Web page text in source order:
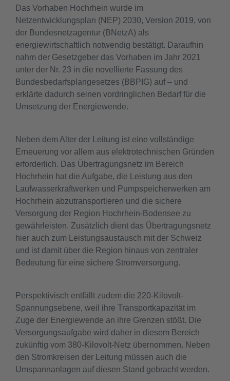
Das Vorhaben Hochrhein wurde im
Netzentwicklungsplan (NEP) 2030, Version 2019, von
der Bundesnetzagentur (BNetzA) als
energiewirtschaftlich notwendig bestätigt. Daraufhin
nahm der Gesetzgeber das Vorhaben im Jahr 2021
unter der Nr. 23 in die novellierte Fassung des
Bundesbedarfsplangesetzes (BBPIG) auf – und
erklärte dadurch seinen vordringlichen Bedarf für die
Umsetzung der Energiewende.
Neben dem Alter der Leitung ist eine vollständige
Erneuerung vor allem aus elektrotechnischen Gründen
erforderlich. Das Übertragungsnetz im Bereich
Hochrhein hat die Aufgabe, die Leistung aus den
Laufwasserkraftwerken und Pumpspeicherwerken am
Hochrhein abzutransportieren und die sichere
Versorgung der Region Hochrhein-Bodensee zu
gewährleisten. Zusätzlich dient das Übertragungsnetz
hier auch zum Leistungsaustausch mit der Schweiz
und ist damit über die Region hinaus von zentraler
Bedeutung für eine sichere Stromversorgung.
Perspektivisch entfällt zudem die 220-Kilovolt-
Spannungsebene, weil ihre Transportkapazität im
Zuge der Energiewende an ihre Grenzen stößt. Die
Versorgungsaufgabe wird daher in diesem Bereich
zukünftig vom 380-Kilovolt-Netz übernommen. Neben
den Stromkreisen der Leitung müssen auch die
Umspannanlagen auf diesen Stand gebracht werden.